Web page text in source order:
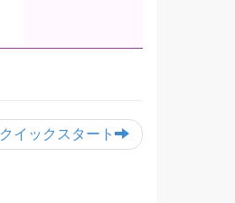
クイックスタート